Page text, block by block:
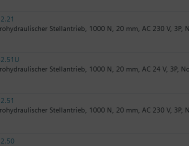
Stellantrieb, 1000 N, 20 mm, AC 230 V, 3P,
Stellantrieb, 1000 N, 20 mm, AC 24 V, 3P,
Stellantrieb, 1000 N, 20 mm, AC 230 V, 3P,